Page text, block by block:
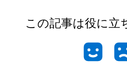
この記事は役に立